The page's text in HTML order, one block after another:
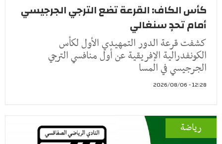
كأس الكاف: القرعة تضع الترجي الجرجيسي
أمام تحدٍ سنغالي
كشفت قرعة الدور التمهيدي الأول لكأس
الكونفدرالية الإفريقية عن أول منافسي الترجي
الجرجيسي في المسا
12:28 - 2026/08/06
رياضة